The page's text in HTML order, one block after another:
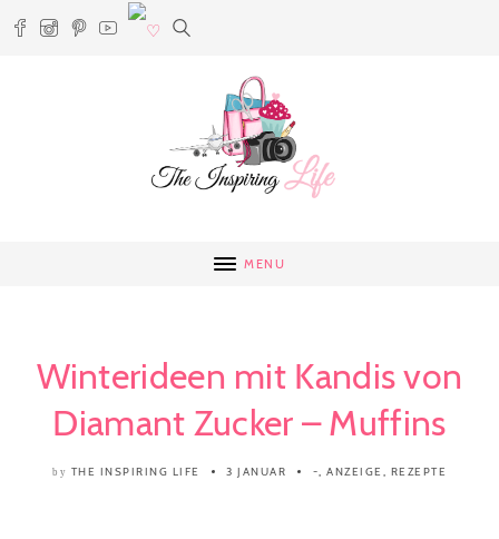
MENU
Winterideen mit Kandis von
Diamant Zucker – Muffins
by THE INSPIRING LIFE 3 JANUAR -, ANZEIGE , REZEPTE